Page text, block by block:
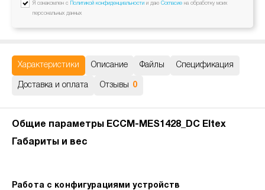
Я ознакомлен с Политикой конфиденциальности и даю Согласие на обработку моих
персональных данных
Характеристики Описание Файлы Спецификация
Доставка и оплата Отзывы 0
Общие параметры ECCM-MES1428_DC Eltex
Габариты и вес
Работа с конфигурациями устройств